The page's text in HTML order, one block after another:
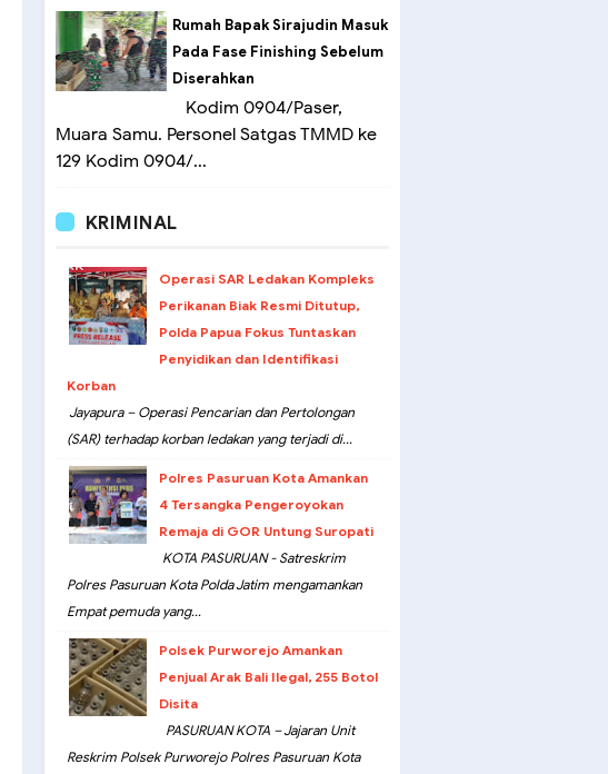
Rumah Bapak Sirajudin Masuk
Pada Fase Finishing Sebelum
Diserahkan
Kodim 0904/Paser,
Muara Samu. Personel Satgas TMMD ke
129 Kodim 0904/...
KRIMINAL
Operasi SAR Ledakan Kompleks
Perikanan Biak Resmi Ditutup,
Polda Papua Fokus Tuntaskan
Penyidikan dan Identifikasi
Korban
Jayapura – Operasi Pencarian dan Pertolongan
(SAR) terhadap korban ledakan yang terjadi di...
Polres Pasuruan Kota Amankan
4 Tersangka Pengeroyokan
Remaja di GOR Untung Suropati
KOTA PASURUAN - Satreskrim
Polres Pasuruan Kota Polda Jatim mengamankan
Empat pemuda yang...
Polsek Purworejo Amankan
Penjual Arak Bali Ilegal, 255 Botol
Disita
PASURUAN KOTA – Jajaran Unit
Reskrim Polsek Purworejo Polres Pasuruan Kota